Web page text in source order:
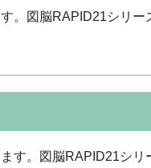
。図脳RAPID21シリー
す。図脳RAPID21シリ